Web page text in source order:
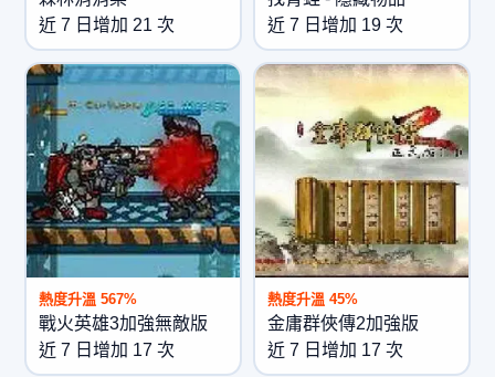
近 7 日增加 21 次
近 7 日增加 19 次
熱度升溫 567%
戰火英雄3加強無敵版
近 7 日增加 17 次
熱度升溫 45%
金庸群俠傳2加強版
近 7 日增加 17 次